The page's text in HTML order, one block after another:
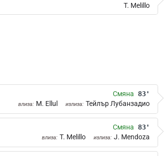
T. Melillo
Смяна 83'
влиза: M. Ellul излиза: Тейлър Лубанзадио
Смяна 83'
влиза: T. Melillo излиза: J. Mendoza